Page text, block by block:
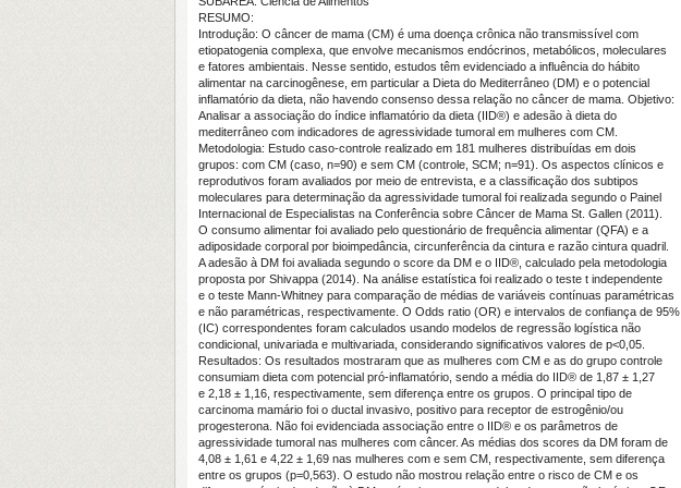
RESUMO:
Introdução: O câncer de mama (CM) é uma doença crônica não transmissível com
etiopatogenia complexa, que envolve mecanismos endócrinos, metabólicos, moleculares
e fatores ambientais. Nesse sentido, estudos têm evidenciado a influência do hábito
alimentar na carcinogênese, em particular a Dieta do Mediterrâneo (DM) e o potencial
inflamatório da dieta, não havendo consenso dessa relação no câncer de mama. Objetivo:
Analisar a associação do índice inflamatório da dieta (IID®) e adesão à dieta do
mediterrâneo com indicadores de agressividade tumoral em mulheres com CM.
Metodologia: Estudo caso-controle realizado em 181 mulheres distribuídas em dois
grupos: com CM (caso, n=90) e sem CM (controle, SCM; n=91). Os aspectos clínicos e
reprodutivos foram avaliados por meio de entrevista, e a classificação dos subtipos
moleculares para determinação da agressividade tumoral foi realizada segundo o Painel
Internacional de Especialistas na Conferência sobre Câncer de Mama St. Gallen (2011).
O consumo alimentar foi avaliado pelo questionário de frequência alimentar (QFA) e a
adiposidade corporal por bioimpedância, circunferência da cintura e razão cintura quadril.
A adesão à DM foi avaliada segundo o score da DM e o IID®, calculado pela metodologia
proposta por Shivappa (2014). Na análise estatística foi realizado o teste t independente
e o teste Mann-Whitney para comparação de médias de variáveis contínuas paramétricas
e não paramétricas, respectivamente. O Odds ratio (OR) e intervalos de confiança de 95%
(IC) correspondentes foram calculados usando modelos de regressão logística não
condicional, univariada e multivariada, considerando significativos valores de p<0,05.
Resultados: Os resultados mostraram que as mulheres com CM e as do grupo controle
consumiam dieta com potencial pró-inflamatório, sendo a média do IID® de 1,87 ± 1,27
e 2,18 ± 1,16, respectivamente, sem diferença entre os grupos. O principal tipo de
carcinoma mamário foi o ductal invasivo, positivo para receptor de estrogênio/ou
progesterona. Não foi evidenciada associação entre o IID® e os parâmetros de
agressividade tumoral nas mulheres com câncer. As médias dos scores da DM foram de
4,08 ± 1,61 e 4,22 ± 1,69 nas mulheres com e sem CM, respectivamente, sem diferença
entre os grupos (p=0,563). O estudo não mostrou relação entre o risco de CM e os